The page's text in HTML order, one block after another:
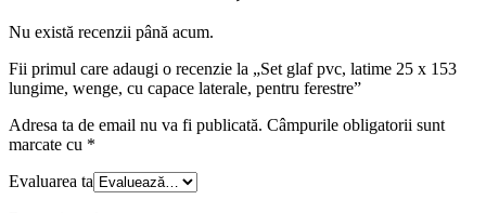
Nu există recenzii până acum.
Fii primul care adaugi o recenzie la „Set glaf pvc, latime 25 x 153
lungime, wenge, cu capace laterale, pentru ferestre”
Adresa ta de email nu va fi publicată. Câmpurile obligatorii sunt
marcate cu *
Evaluarea ta